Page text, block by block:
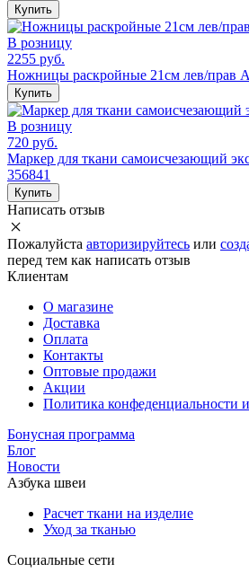
Купить
В розницу
2255 руб.
Ножницы раскройные 21см лев/прав
Купить
В розницу
720 руб.
Маркер для ткани самоисчезающий
356841
Купить
Написать отзыв
Пожалуйста авторизируйтесь или
перед тем как написать отзыв
Клиентам
О магазине
Доставка
Оплата
Контакты
Оптовые продажи
Акции
Политика конфеденциальности
Бонусная программа
Блог
Новости
Азбука швеи
Расчет ткани на изделие
Уход за тканью
Социальные сети